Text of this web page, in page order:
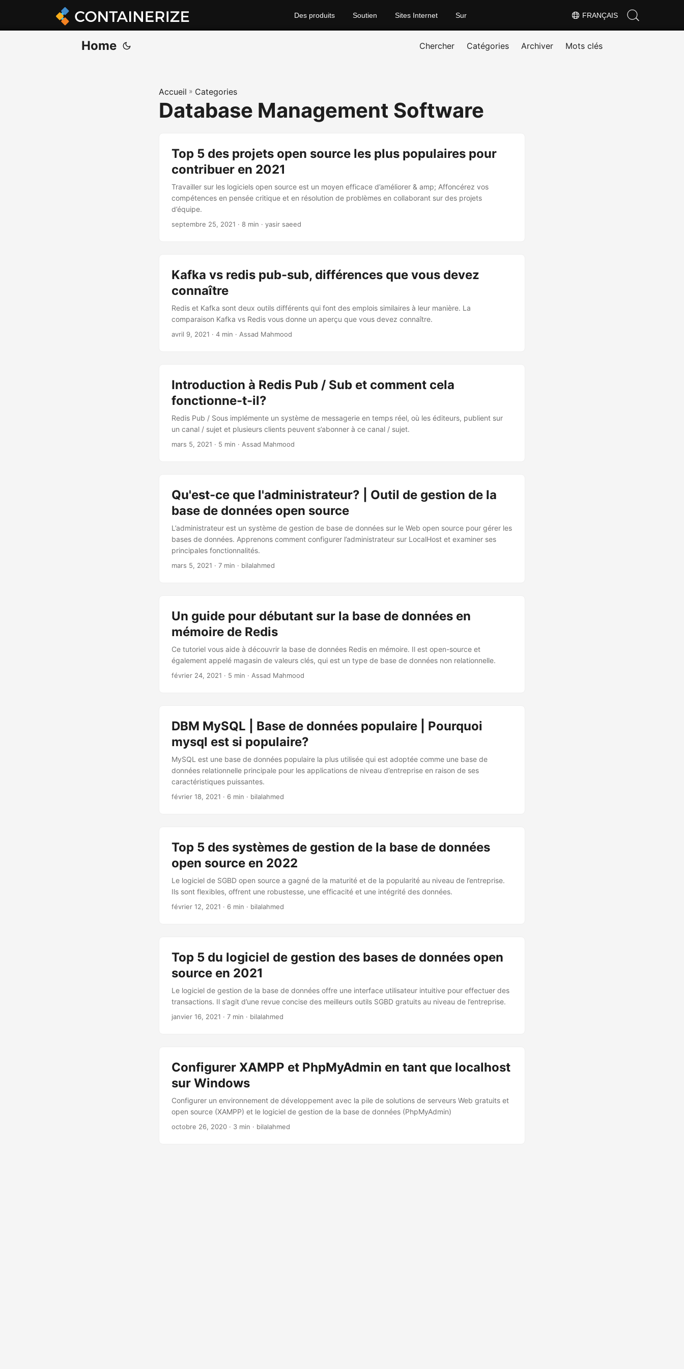
FRANÇAIS
Des produits Soutien Sites Internet Sur
Home Chercher Catégories Archiver Mots clés
Accueil » Categories
Database Management Software
Top 5 des projets open source les plus populaires pour
contribuer en 2021
Travailler sur les logiciels open source est un moyen efficace d’améliorer & amp; Affoncérez vos
compétences en pensée critique et en résolution de problèmes en collaborant sur des projets
d’équipe.
septembre 25, 2021 · 8 min · yasir saeed
Kafka vs redis pub-sub, différences que vous devez
connaître
Redis et Kafka sont deux outils différents qui font des emplois similaires à leur manière. La
comparaison Kafka vs Redis vous donne un aperçu que vous devez connaître.
avril 9, 2021 · 4 min · Assad Mahmood
Introduction à Redis Pub / Sub et comment cela
fonctionne-t-il?
Redis Pub / Sous implémente un système de messagerie en temps réel, où les éditeurs, publient sur
un canal / sujet et plusieurs clients peuvent s’abonner à ce canal / sujet.
mars 5, 2021 · 5 min · Assad Mahmood
Qu'est-ce que l'administrateur? | Outil de gestion de la
base de données open source
L’administrateur est un système de gestion de base de données sur le Web open source pour gérer les
bases de données. Apprenons comment configurer l’administrateur sur LocalHost et examiner ses
principales fonctionnalités.
mars 5, 2021 · 7 min · bilalahmed
Un guide pour débutant sur la base de données en
mémoire de Redis
Ce tutoriel vous aide à découvrir la base de données Redis en mémoire. Il est open-source et
également appelé magasin de valeurs clés, qui est un type de base de données non relationnelle.
février 24, 2021 · 5 min · Assad Mahmood
DBM MySQL | Base de données populaire | Pourquoi
mysql est si populaire?
MySQL est une base de données populaire la plus utilisée qui est adoptée comme une base de
données relationnelle principale pour les applications de niveau d’entreprise en raison de ses
caractéristiques puissantes.
février 18, 2021 · 6 min · bilalahmed
Top 5 des systèmes de gestion de la base de données
open source en 2022
Le logiciel de SGBD open source a gagné de la maturité et de la popularité au niveau de l’entreprise.
Ils sont flexibles, offrent une robustesse, une efficacité et une intégrité des données.
février 12, 2021 · 6 min · bilalahmed
Top 5 du logiciel de gestion des bases de données open
source en 2021
Le logiciel de gestion de la base de données offre une interface utilisateur intuitive pour effectuer des
transactions. Il s’agit d’une revue concise des meilleurs outils SGBD gratuits au niveau de l’entreprise.
janvier 16, 2021 · 7 min · bilalahmed
Configurer XAMPP et PhpMyAdmin en tant que localhost
sur Windows
Configurer un environnement de développement avec la pile de solutions de serveurs Web gratuits et
open source (XAMPP) et le logiciel de gestion de la base de données (PhpMyAdmin)
octobre 26, 2020 · 3 min · bilalahmed